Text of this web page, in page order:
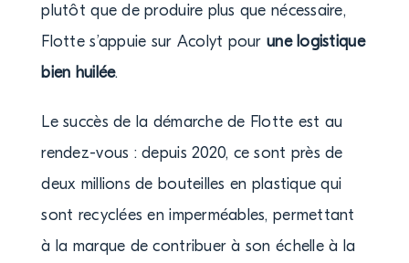
plutôt que de produire plus que nécessaire,
Flotte s’appuie sur Acolyt pourune logistique
bien huilée.
Le succès de la démarche de Flotte est au
rendez-vous : depuis 2020, ce sont près de
deux millions de bouteilles en plastique qui
sont recyclées en imperméables, permettant
à la marque de contribuer à son échelle à la